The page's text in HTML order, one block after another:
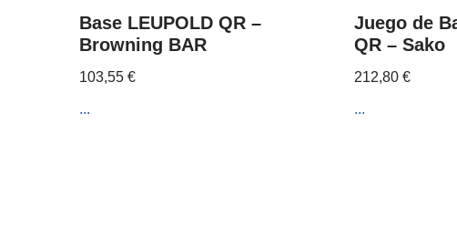
Base LEUPOLD QR –
Browning BAR
103,55 €
...
Juego de
QR – Sako
212,80€
...